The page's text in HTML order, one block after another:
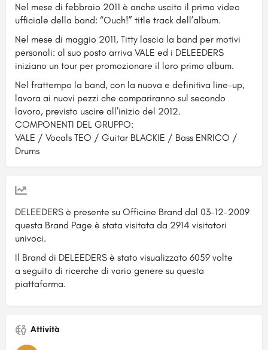
Nel mese di febbraio 2011 è anche uscito il primo video
ufficiale della band: “Ouch!” title track dell’album.
Nel mese di maggio 2011, Titty lascia la band per motivi
personali: al suo posto arriva VALE ed i DELEEDERS
iniziano un tour per promozionare il loro primo album.
Nel frattempo la band, con la nuova e definitiva line-up,
lavora ai nuovi pezzi che compariranno sul secondo
lavoro, previsto uscire all’inizio del 2012.
COMPONENTI DEL GRUPPO:
VALE / Vocals TEO / Guitar BLACKIE / Bass ENRICO /
Drums
DELEEDERS è presente su Officine Brand dal 03-12-2009
questa Brand Page è stata visitata da 2914 visitatori
univoci.
Il Brand di DELEEDERS è stato visualizzato 6059 volte
a seguito di ricerche di vario genere su questa
piattaforma.
Attività